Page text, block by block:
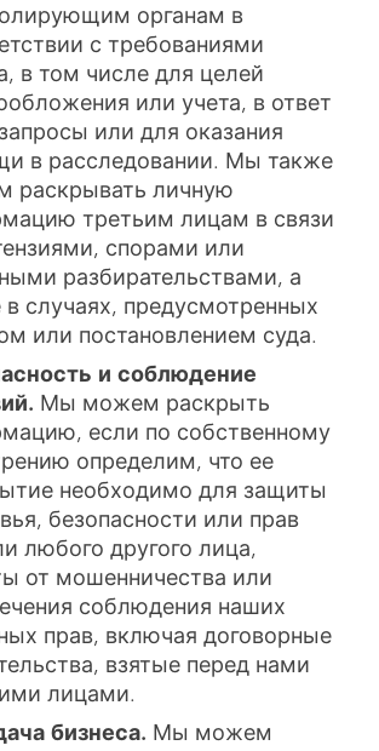
органам в
с требованиями
в том числе для целей
или учета, в ответ
или для оказания
в расследовании. Мы также
раскрывать личную
третьим лицам в связи
спорами или
разбирательствами, а
в случаях, предусмотренных
или постановлением суда.
и соблюдение
Мы можем раскрыть
если по собственному
определим, что ее
необходимо для защиты
безопасности или прав
любого другого лица,
от мошенничества или
соблюдения наших
прав, включая договорные
взятые перед нами
лицами.
бизнеса. Мы можем